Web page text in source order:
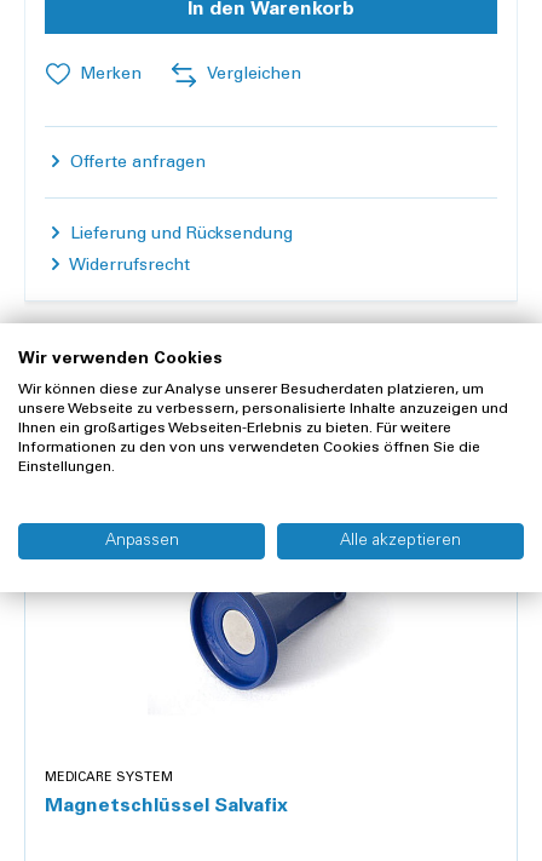
In den Warenkorb
Merken Vergleichen
Offerte anfragen
Lieferung und Rücksendung
Widerrufsrecht
Zubehör
MEDICARE SYSTEM
Magnetschlüssel Salvafix
Wir verwenden Cookies
Wir können diese zur Analyse unserer Besucherdaten platzieren, um
unsere Webseite zu verbessern, personalisierte Inhalte anzuzeigen und
Ihnen ein großartiges Webseiten-Erlebnis zu bieten. Für weitere
Informationen zu den von uns verwendeten Cookies öffnen Sie die
Einstellungen.
Anpassen Alle akzeptieren